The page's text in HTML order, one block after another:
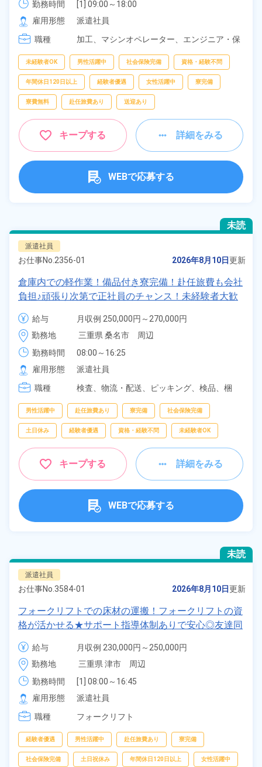
勤務時間
[1] 09:00～18:00
[2] 21:00～06:00
雇用形態
派遣社員
職種
加工、 マシンオペレーター、 エンジニア・保
未経験者OK 男性活躍中 社会保険完備 資格・経験不問
年間休日120日以上 経験者優遇 女性活躍中 寮完備
寮費無料 赴任旅費あり 送迎あり
キープする 詳細をみる
WEBで応募する
未読
派遣社員
お仕事No. 2356-01 2026年8月10日更新
倉庫内での軽作業！備品付き寮完備！赴任旅費も会社
負担♪頑張り次第で正社員のチャンス！未経験者大歓
迎★《三重県桑名市》
給与
月収例 250,000円～270,000円
時給 1,320円～1,320円
勤務地
三重県 桑名市　周辺
勤務時間
08:00～16:25
雇用形態
派遣社員
職種
検査、 物流・配送、 ピッキング、 検品、 梱
男性活躍中 赴任旅費あり 寮完備 社会保険完備
土日休み 経験者優遇 資格・経験不問 未経験者OK
キープする 詳細をみる
WEBで応募する
未読
派遣社員
お仕事No. 3584-01 2026年8月10日更新
フォークリフトでの床材の運搬！フォークリフトの資
格が活かせる★サポート指導体制ありで安心◎友達同
士・カップルでの応募も歓迎！嬉しい土日休み＆年間
休日125日！残業少なめ♪《三重県津市》
給与
月収例 230,000円～250,000円
時給 1,400円～1,400円
勤務地
三重県 津市　周辺
勤務時間
[1] 08:00～16:45
[2] 16:30～01:00
雇用形態
派遣社員
職種
フォークリフト
経験者優遇 男性活躍中 赴任旅費あり 寮完備
社会保険完備 土日祝休み 年間休日120日以上 女性活躍中